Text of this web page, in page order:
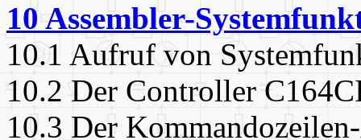
10 Assembler-
10.1 Aufruf von
10.2 Der Controller
10.3 Der